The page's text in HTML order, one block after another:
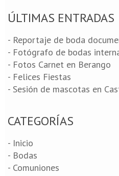
ÚLTIMAS ENTRADAS
- Reportaje de boda
- Fotógrafo de bodas
- Fotos Carnet en Berango
- Felices Fiestas
- Sesión de mascotas en
CATEGORÍAS
- Inicio
- Bodas
- Comuniones